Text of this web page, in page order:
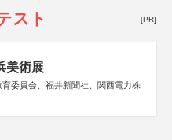
スト [PR]
美術展
委員会、福井新聞社、関西電力株